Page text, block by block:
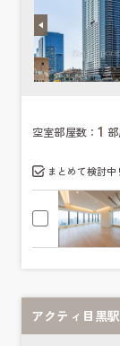
空室部屋数：1
まとめて検討
アクティ目黒